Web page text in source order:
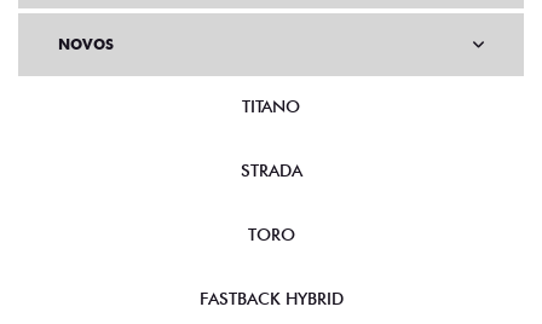
NOVOS
TITANO
STRADA
TORO
FASTBACK HYBRID